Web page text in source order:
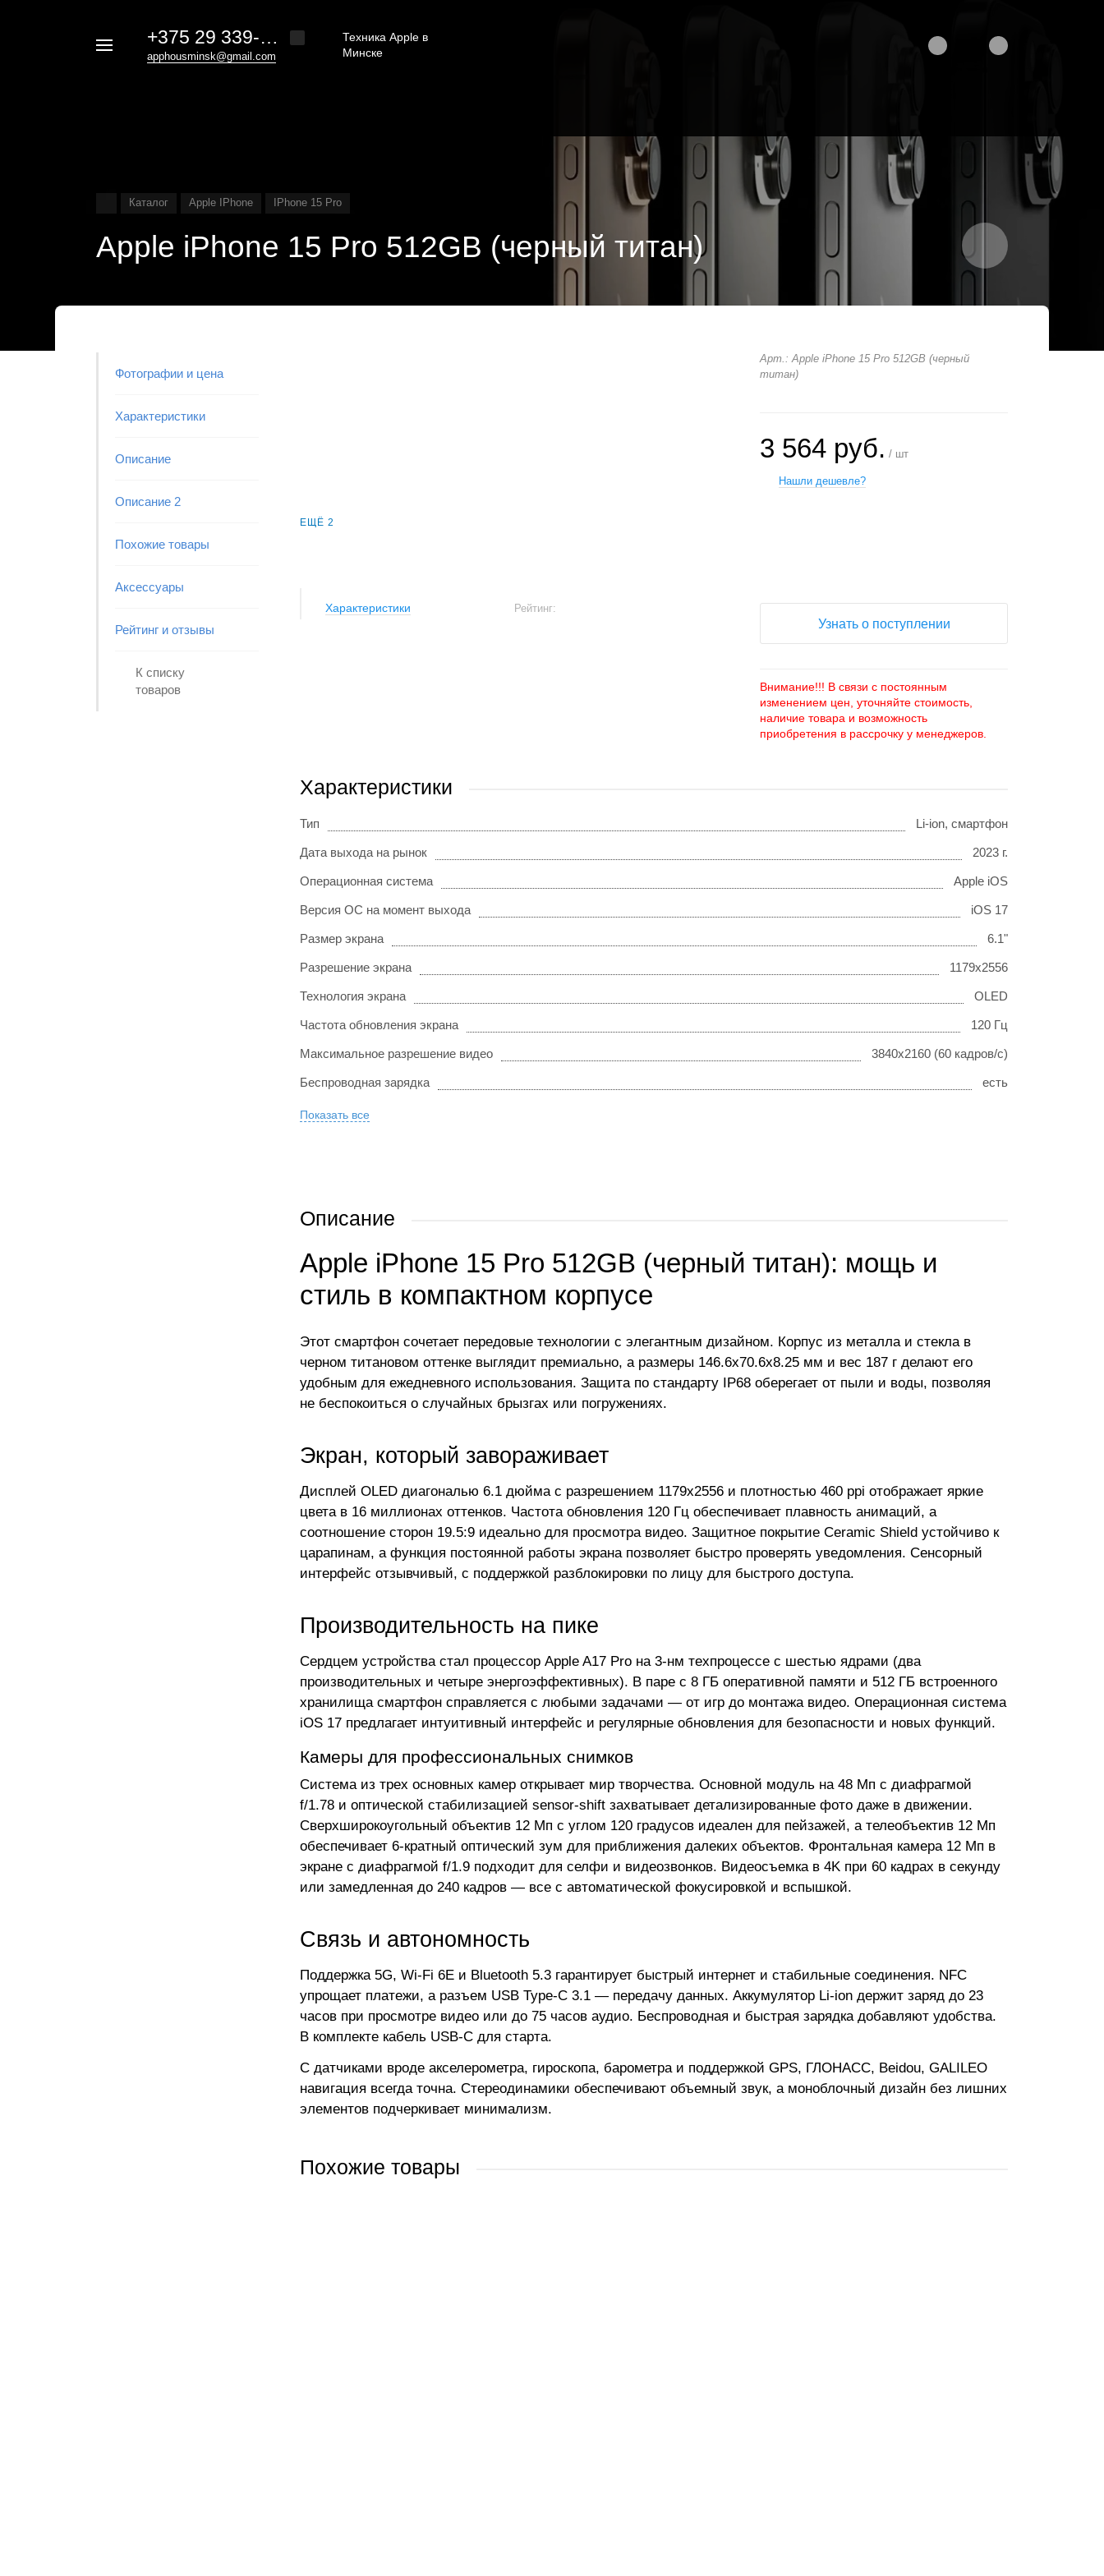
+375 29 339-20-30
apphousminsk@gmail.com
Техника Apple в
Минске
Каталог Apple IPhone IPhone 15 Pro
Apple iPhone 15 Pro 512GB (черный титан)
Фотографии и цена
Характеристики
Описание
Описание 2
Похожие товары
Аксессуары
Рейтинг и отзывы
К списку
товаров
ЕЩЁ 2
Характеристики Рейтинг:
Арт.: Apple iPhone 15 Pro 512GB (черный
титан)
3 564 руб. / шт
Нашли дешевле?
Узнать о поступлении
Внимание!!! В связи с постоянным
изменением цен, уточняйте стоимость,
наличие товара и возможность
приобретения в рассрочку у менеджеров.
Характеристики
Тип Li-ion, смартфон
Дата выхода на рынок 2023 г.
Операционная система Apple iOS
Версия ОС на момент выхода iOS 17
Размер экрана 6.1"
Разрешение экрана 1179x2556
Технология экрана OLED
Частота обновления экрана 120 Гц
Максимальное разрешение видео 3840x2160 (60 кадров/с)
Беспроводная зарядка есть
Показать все
Описание
Apple iPhone 15 Pro 512GB (черный титан): мощь и
стиль в компактном корпусе
Этот смартфон сочетает передовые технологии с элегантным дизайном. Корпус из металла и стекла в
черном титановом оттенке выглядит премиально, а размеры 146.6x70.6x8.25 мм и вес 187 г делают его
удобным для ежедневного использования. Защита по стандарту IP68 оберегает от пыли и воды, позволяя
не беспокоиться о случайных брызгах или погружениях.
Экран, который завораживает
Дисплей OLED диагональю 6.1 дюйма с разрешением 1179x2556 и плотностью 460 ppi отображает яркие
цвета в 16 миллионах оттенков. Частота обновления 120 Гц обеспечивает плавность анимаций, а
соотношение сторон 19.5:9 идеально для просмотра видео. Защитное покрытие Ceramic Shield устойчиво к
царапинам, а функция постоянной работы экрана позволяет быстро проверять уведомления. Сенсорный
интерфейс отзывчивый, с поддержкой разблокировки по лицу для быстрого доступа.
Производительность на пике
Сердцем устройства стал процессор Apple A17 Pro на 3-нм техпроцессе с шестью ядрами (два
производительных и четыре энергоэффективных). В паре с 8 ГБ оперативной памяти и 512 ГБ встроенного
хранилища смартфон справляется с любыми задачами — от игр до монтажа видео. Операционная система
iOS 17 предлагает интуитивный интерфейс и регулярные обновления для безопасности и новых функций.
Камеры для профессиональных снимков
Система из трех основных камер открывает мир творчества. Основной модуль на 48 Мп с диафрагмой
f/1.78 и оптической стабилизацией sensor-shift захватывает детализированные фото даже в движении.
Сверхширокоугольный объектив 12 Мп с углом 120 градусов идеален для пейзажей, а телеобъектив 12 Мп
обеспечивает 6-кратный оптический зум для приближения далеких объектов. Фронтальная камера 12 Мп в
экране с диафрагмой f/1.9 подходит для селфи и видеозвонков. Видеосъемка в 4K при 60 кадрах в секунду
или замедленная до 240 кадров — все с автоматической фокусировкой и вспышкой.
Связь и автономность
Поддержка 5G, Wi-Fi 6E и Bluetooth 5.3 гарантирует быстрый интернет и стабильные соединения. NFC
упрощает платежи, а разъем USB Type-C 3.1 — передачу данных. Аккумулятор Li-ion держит заряд до 23
часов при просмотре видео или до 75 часов аудио. Беспроводная и быстрая зарядка добавляют удобства.
В комплекте кабель USB-C для старта.
С датчиками вроде акселерометра, гироскопа, барометра и поддержкой GPS, ГЛОНАСС, Beidou, GALILEO
навигация всегда точна. Стереодинамики обеспечивают объемный звук, а моноблочный дизайн без лишних
элементов подчеркивает минимализм.
Похожие товары